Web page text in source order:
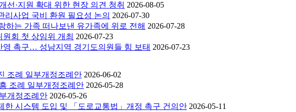
선·지원 확대 위한 현장 의견 청취 2026-08-05
리사업 국비 환원 필요성 논의 2026-07-30
하는 가족 떠나보낸 유가족에 위로 전해 2026-07-28
회 첫 상임위 개최 2026-07-23
영 촉구… 성남지역 경기도의원들 힘 보태 2026-07-23
조례 일부개정조례안 2026-06-02
조례 일부개정조례안 2026-05-28
개정조례안 2026-05-26
한 시스템 도입 및 「도로교통법」개정 촉구 건의안 2026-05-11